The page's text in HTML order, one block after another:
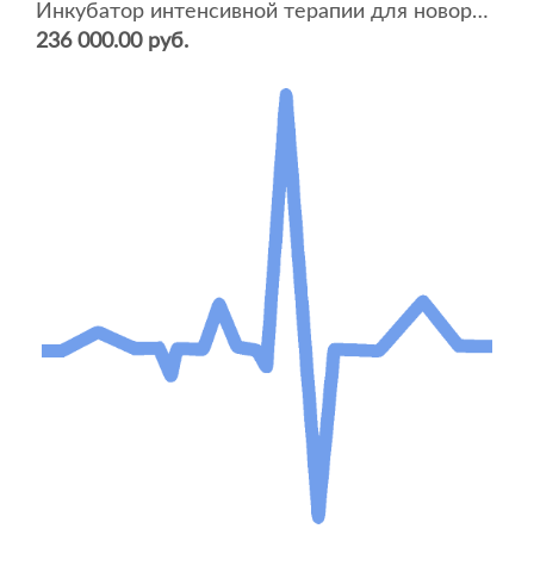
Инкубатор интенсивной терапии для новорожденных ИДН-02 сб.0-04 (с двойными стенками)
236 000.00 руб.